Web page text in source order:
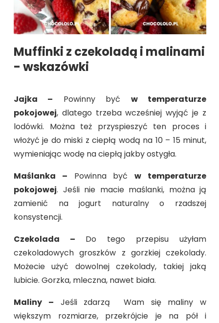
Muffinki z czekoladą i malinami
- wskazówki
Jajka – Powinny być w temperaturze
pokojowej, dlatego trzeba wcześniej wyjąć je z
lodówki. Można też przyspieszyć ten proces i
włożyć je do miski z ciepłą wodą na 10 – 15 minut,
wymieniając wodę na ciepłą jakby ostygła.
Maślanka – Powinna byćw temperaturze
pokojowej. Jeśli nie macie maślanki, można ją
zamienić na jogurt naturalny o rzadszej
konsystencji.
Czekolada – Do tego przepisu użyłam
czekoladowych groszków z gorzkiej czekolady.
Możecie użyć dowolnej czekolady, takiej jaką
lubicie. Gorzka, mleczna, nawet biała.
Maliny – Jeśli zdarzą Wam się maliny w
większym rozmiarze, przekrójcie je na pół i